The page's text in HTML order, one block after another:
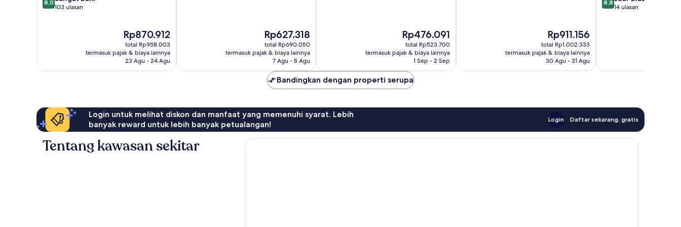
dari
8,0
103 ulasan
Harga
sekarang
Rp870.912
Rp870.912
total Rp958.003
termasuk pajak & biaya lainnya
23 Agu - 24 Agu
Harga
sekarang
Rp627.318
Rp627.318
total Rp690.050
termasuk pajak & biaya lainnya
7 Agu - 8 Agu
Harga
sekarang
Rp476.091
Rp476.091
total Rp523.700
termasuk pajak & biaya lainnya
1 Sep - 2 Sep
Harga
sekarang
Rp911.156
Rp911.156
total Rp1.002.333
termasuk pajak & biaya lainnya
30 Agu - 31 Agu
dari
8,8
14 ulasan
Bandingkan dengan properti serupa
Login untuk melihat diskon dan manfaat yang memenuhi syarat. Lebih
banyak reward untuk lebih banyak petualangan!
Login Daftar sekarang, gratis
Tentang kawasan sekitar